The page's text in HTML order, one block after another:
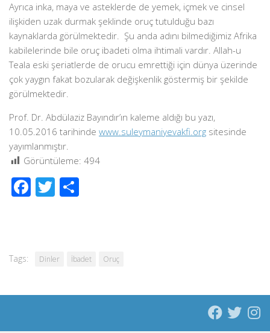
Ayrıca inka, maya ve asteklerde de yemek, içmek ve cinsel
ilişkiden uzak durmak şeklinde oruç tutulduğu bazı
kaynaklarda görülmektedir. Şu anda adını bilmediğimiz Afrika
kabilelerinde bile oruç ibadeti olma ihtimali vardır. Allah-u
Teala eski şeriatlerde de orucu emrettiği için dünya üzerinde
çok yaygın fakat bozularak değişkenlik göstermiş bir şekilde
görülmektedir.
Prof. Dr. Abdülaziz Bayındır’ın kaleme aldığı bu yazı,
10.05.2016 tarihinde www.suleymaniyevakfi.org sitesinde
yayımlanmıştır.
Görüntüleme: 494
Facebook
Twitter
Tags: Dinler İbadet Oruç